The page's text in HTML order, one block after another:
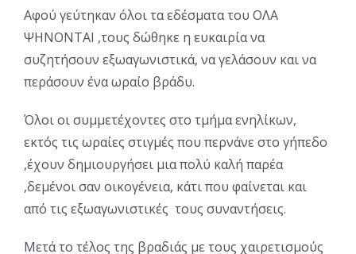
Αφού γεύτηκαν όλοι τα εδέσματα του ΟΛΑ
ΨΗΝΟΝΤΑΙ ,τους δώθηκε η ευκαιρία να
συζητήσουν εξωαγωνιστικά, να γελάσουν και να
περάσουν ένα ωραίο βράδυ.
Όλοι οι συμμετέχοντες στο τμήμα ενηλίκων,
εκτός τις ωραίες στιγμές που περνάνε στο γήπεδο
,έχουν δημιουργήσει μια πολύ καλή παρέα
,δεμένοι σαν οικογένεια, κάτι που φαίνεται και
από τις εξωαγωνιστικές τους συναντήσεις.
Μετά το τέλος της βραδιάς με τους χαιρετισμούς